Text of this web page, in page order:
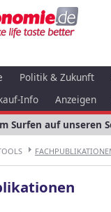
Politik & Zukunft
Info Anzeigen
Surfen auf unseren